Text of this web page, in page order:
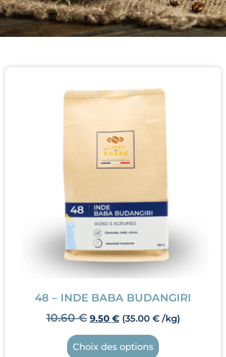
48 – INDE BABA BUDANGIRI
10.60€ 9.50 € (35.00 €/kg)
Choix des options